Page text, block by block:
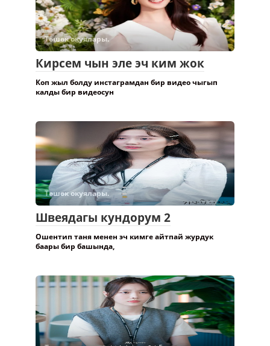
Төшөк окуялары.
Кирсем чын эле эч ким жок
Коп жыл болду инстаграмдан бир видео чыгып
Төшөк окуялары.
Швеядагы кундорум 2
Ошентип таня менен эч кимге айтпай журдук